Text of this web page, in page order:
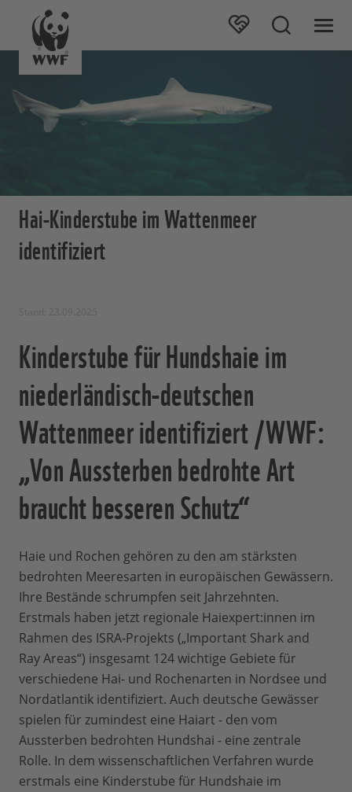
Hai-Kinderstube im Wattenmeer
identifiziert
Kinderstube für Hundshaie im
niederländisch-deutschen
Wattenmeer identifiziert /WWF:
„Von Aussterben bedrohte Art
braucht besseren Schutz“
Haie und Rochen gehören zu den am stärksten
bedrohten Meeresarten in europäischen Gewässern.
Ihre Bestände schrumpfen seit Jahrzehnten.
Erstmals haben jetzt regionale Haiexpert:innen im
Rahmen des ISRA-Projekts („Important Shark and
Ray Areas“) insgesamt 124 wichtige Gebiete für
verschiedene Hai- und Rochenarten in Nordsee und
Nordatlantik identifiziert. Auch deutsche Gewässer
spielen für zumindest eine Haiart - den vom
Aussterben bedrohten Hundshai - eine zentrale
Rolle. In dem wissenschaftlichen Verfahren wurde
erstmals eine Kinderstube für Hundshaie im